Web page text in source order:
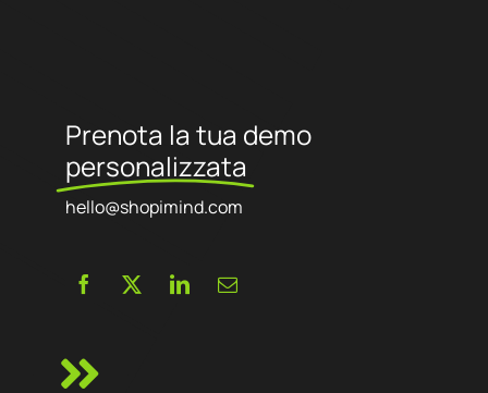
Prenota la tua demo
personalizzata
hello@shopimind.com